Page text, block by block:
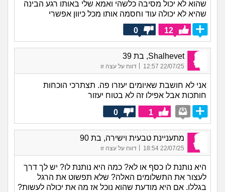
שהוא לא יכול מסיבה כלשהי ואמא שלי באותו רגע הבינה
שהיא לא יכולה עוד וחסמה אותו מכל כיוון אפשרי
12
0
Shalhevet, בת 39
22/07/25 12:57 דווח על עצה זו
אני לא חושבת שאיומים יעזרו פה. תצתרכי הוכחות
חותכות אבל אפילו זה לא בטוח יעזור
1
0
מתעניינת טבעית וישירה, בת 90
22/07/25 18:54
| דווח על עצה זו
היא נותנת לו כסף או לא? כמה היא נותנת לו? יש לך דרך
לעצור את התשלומים האלה? שלא תפשוט את הרגל
בגללו. אם היא מודעת שהוא נוכל אז מה את יכולה לעשות?